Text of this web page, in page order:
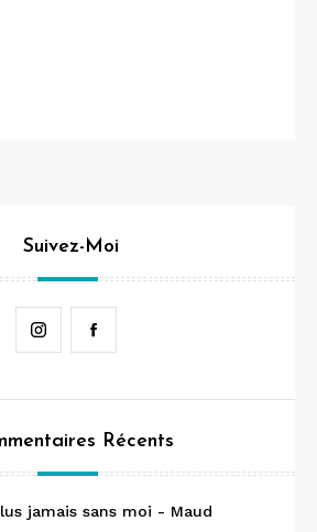
Suivez-Moi
Instagram
Récents
jamais sans moi - Maud